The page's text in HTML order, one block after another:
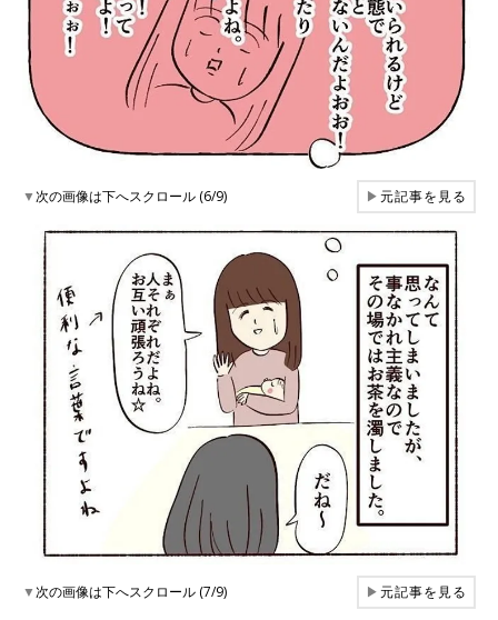
▼次の画像は下へスクロール (6/9) ▶元記事を見る
▼次の画像は下へスクロール (7/9) ▶元記事を見る